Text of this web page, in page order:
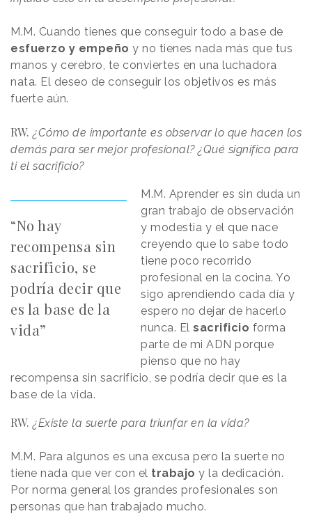
M.M. Cuando tienes que conseguir todo a base de
esfuerzo y empeño y no tienes nada más que tus
manos y cerebro, te conviertes en una luchadora
nata. El deseo de conseguir los objetivos es más
fuerte aún.
RW. ¿Cómo de importante es observar lo que hacen los
demás para ser mejor profesional? ¿Qué significa para
ti el sacrificio?
“No hay
recompensa sin
sacrificio, se
podría decir que
es la base de la
vida”
M.M. Aprender es sin duda un
gran trabajo de observación
y modestia y el que nace
creyendo que lo sabe todo
tiene poco recorrido
profesional en la cocina. Yo
sigo aprendiendo cada día y
espero no dejar de hacerlo
nunca. Elsacrificio forma
parte de mi ADN porque
pienso que no hay
recompensa sin sacrificio, se podría decir que es la
base de la vida.
RW. ¿Existe la suerte para triunfar en la vida?
M.M. Para algunos es una excusa pero la suerte no
tiene nada que ver con el trabajo y la dedicación.
Por norma general los grandes profesionales son
personas que han trabajado mucho.